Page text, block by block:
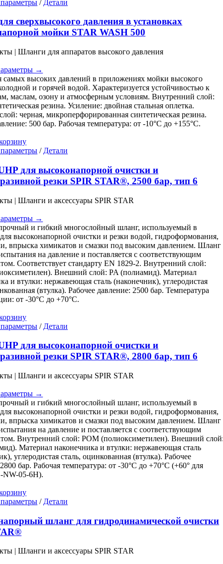
имеет
несколько
вариаций.
можно
на
странице
товара.
/ Детали
сверхвысокого давления в установках
мойки STAR WASH 500
| Шланги для аппаратов высокого давления
→
самых высоких давлений в приложениях мойки высокого
и горячей водой. Характеризуется устойчивостью к
маслам, озону и атмосферным условиям. Внутренний слой:
резина. Усиление: двойная стальная оплетка.
черная, микроперфорированная синтетическая резина.
500 бар. Рабочая температура: от -10°C до +155°C.
Этот
имеет
несколько
вариаций.
можно
на
странице
товара.
/ Детали
для высоконапорной очистки и
резки SPIR STAR®, 2500 бар, тип 6
| Шланги и аксессуары SPIR STAR
→
и гибкий многослойный шланг, используемый в
высоконапорной очистки и резки водой, гидроформования,
впрыска химикатов и смазки под высоким давлением. Шланг
на давление и поставляется с соответствующим
Соответствует стандарту EN 1829-2. Внутренний слой:
Внешний слой: PA (полиамид). Материал
и втулки: нержавеющая сталь (наконечник), углеродистая
(втулка). Рабочее давление: 2500 бар. Температура
от -30°C до +70°C.
Этот
имеет
несколько
вариаций.
можно
на
странице
товара.
/ Детали
для высоконапорной очистки и
резки SPIR STAR®, 2800 бар, тип 6
| Шланги и аксессуары SPIR STAR
→
и гибкий многослойный шланг, используемый в
высоконапорной очистки и резки водой, гидроформования,
впрыска химикатов и смазки под высоким давлением. Шланг
на давление и поставляется с соответствующим
Внутренний слой: POM (полиоксиметилен). Внешний
Материал наконечника и втулки: нержавеющая сталь
углеродистая сталь, оцинкованная (втулка). Рабочее
бар. Рабочая температура: от -30°C до +70°C (+60° для
NW-05-6H).
Этот
имеет
несколько
можно
/ Детали
шланг для гидродинамической очистки
| Шланги и аксессуары SPIR STAR